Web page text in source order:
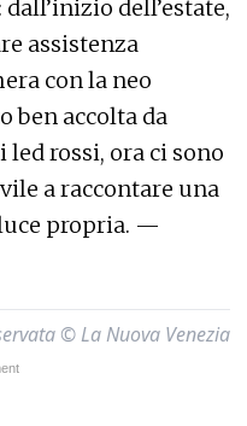
dell’estate,
assistenza
con la neo
ben accolta da
led rossi, ora ci sono
a raccontare una
propria. —
© La Nuova Venezia